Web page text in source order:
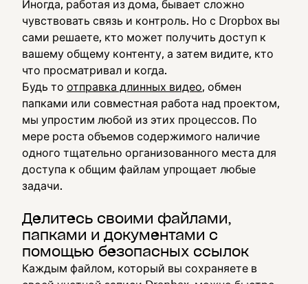
Иногда, работая из дома, бывает сложно
чувствовать связь и контроль. Но с Dropbox вы
сами решаете, кто может получить доступ к
вашему общему контенту, а затем видите, кто
что просматривал и когда.
Будь то отправка длинных видео, обмен
папками или совместная работа над проектом,
мы упростим любой из этих процессов. По
мере роста объемов содержимого наличие
одного тщательно организованного места для
доступа к общим файлам упрощает любые
задачи.
Делитесь своими файлами,
папками и документами с
помощью безопасных ссылок
Каждым файлом, который вы сохраняете в